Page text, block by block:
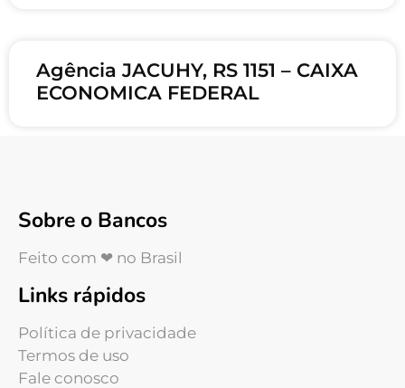
Agência JACUHY, RS 1151 – CAIXA
ECONOMICA FEDERAL
Sobre o Bancos
Feito com ❤ no Brasil
Links rápidos
Política de privacidade
Termos de uso
Fale conosco